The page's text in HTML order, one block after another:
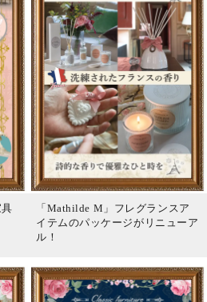
「Mathilde M」フレグランスア
イテムのパッケージがリニューア
ル！